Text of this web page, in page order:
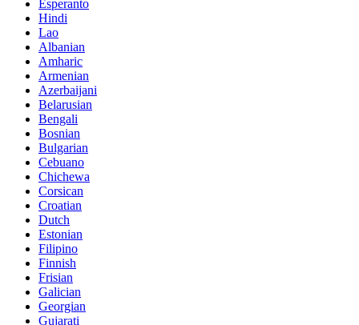
Esperanto
Hindi
Lao
Albanian
Amharic
Armenian
Azerbaijani
Belarusian
Bengali
Bosnian
Bulgarian
Cebuano
Chichewa
Corsican
Croatian
Dutch
Estonian
Filipino
Finnish
Frisian
Galician
Georgian
Gujarati